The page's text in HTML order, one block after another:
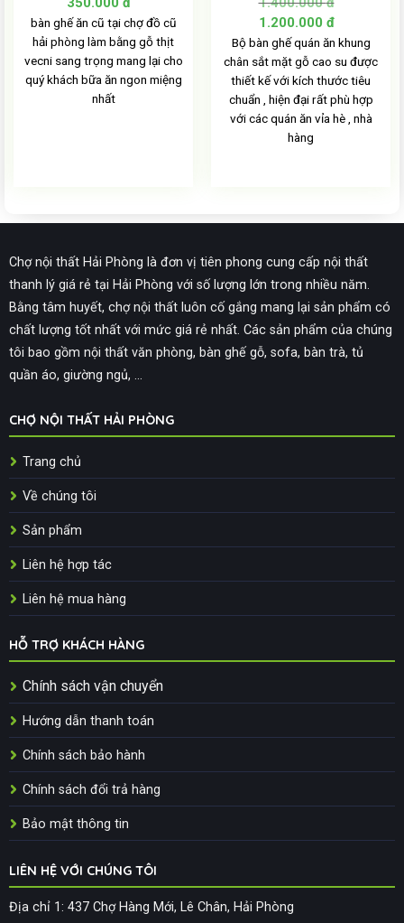
bàn ghế ăn cũ tại chợ đồ cũ
hải phòng làm bằng gỗ thịt
vecni sang trọng mang lại cho
quý khách bữa ăn ngon miệng
nhất
Giá
gốc
là:
1.400.000 đ.
1.200.000 đ
tại
1.200.000
Bộ bàn ghế quán ăn khung
chân sắt mặt gỗ cao su được
thiết kế với kích thước tiêu
chuẩn , hiện đại rất phù hợp
với các quán ăn vỉa hè , nhà
hàng
Chợ nội thất Hải Phòng là đơn vị tiên phong cung cấp nội thất
thanh lý giá rẻ tại Hải Phòng với số lượng lớn trong nhiều năm.
Bằng tâm huyết, chợ nội thất luôn cố gắng mang lại sản phẩm có
chất lượng tốt nhất với mức giá rẻ nhất. Các sản phẩm của chúng
tôi bao gồm nội thất văn phòng, bàn ghế gỗ, sofa, bàn trà, tủ
quần áo, giường ngủ, ...
CHỢ NỘI THẤT HẢI PHÒNG
Trang chủ
Về chúng tôi
Sản phẩm
Liên hệ hợp tác
Liên hệ mua hàng
HỖ TRỢ KHÁCH HÀNG
Chính sách vận chuyển
Hướng dẫn thanh toán
Chính sách bảo hành
Chính sách đổi trả hàng
Bảo mật thông tin
LIÊN HỆ VỚI CHÚNG TÔI
Địa chỉ 1: 437 Chợ Hàng Mới, Lê Chân, Hải Phòng